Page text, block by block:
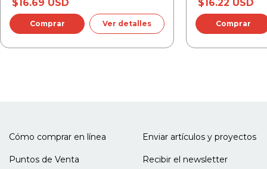
La enseñanza de las prácticas deportivas de campo
dividido.
Dos enfoques alternativos para el abordaje del
$16.69 USD
Ver detalles
$16.22 USD
Cómo comprar en línea
Puntos de Venta
Enviar artículos y proyectos
Recibir el newsletter